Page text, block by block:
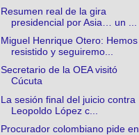
Resumen real de la gira
presidencial por Asia… un ...
Miguel Henrique Otero: Hemos
resistido y seguiremo...
Secretario de la OEA visitó
Cúcuta
La sesión final del juicio contra
Leopoldo López c...
Procurador colombiano pide en